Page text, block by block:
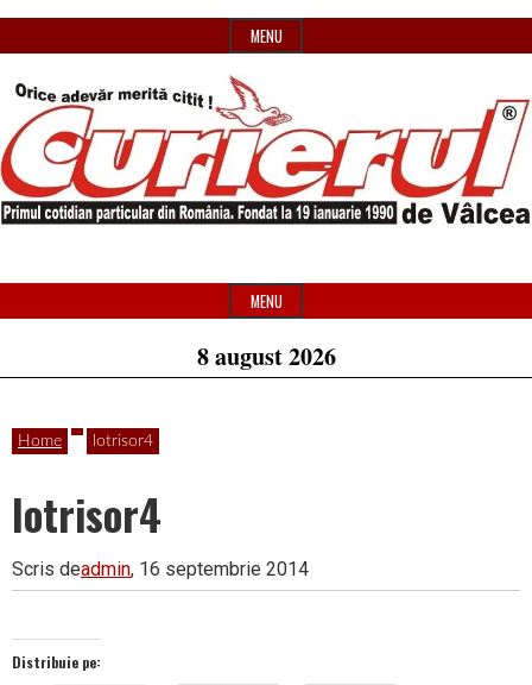
to
MENU
Curierul
de
Vâlcea
din
România
Header
Widget
MENU
8 august 2026
Home lotrisor4
lotrisor4
Scris deadmin, 16 septembrie 2014
Distribuie pe: